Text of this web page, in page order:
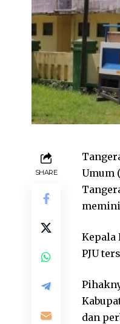
SHARE
Umum
Kepala
PJU
dan